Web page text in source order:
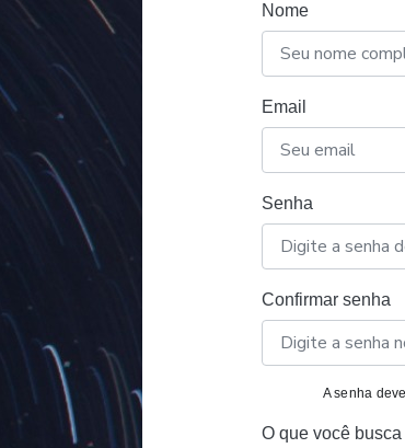
Nome
Email
Senha
Confirmar senha
A senha
O que você